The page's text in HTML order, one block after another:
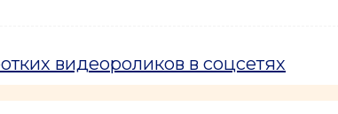
видеороликов в соцсетях